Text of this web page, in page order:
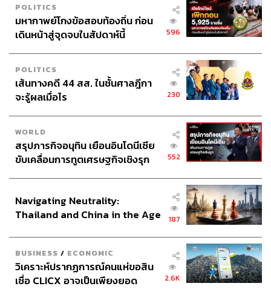
POLITICS
มหากาพย์โกงข้อสอบท้องถิ่น ก่อน
เดินหน้าสู่จุดจบในสัปดาห์นี้
596
POLITICS
เส้นทางคดี 44 สส. ในชั้นศาลฎีกา
จะรู้ผลเมื่อไร
230
WORLD
สรุปภารกิจอนุทิน เยือนอินโดนีเซีย
ขับเคลื่อนการทูตเศรษฐกิจเชิงรุก
552
Navigating Neutrality:
Thailand and China in the Age
187
BUSINESS / ECONOMIC
วิเคราะห์ปรากฏการณ์คนแห่ขอสิน
เชื่อ CLICX อาจเป็นเพียงยอด
2.6K